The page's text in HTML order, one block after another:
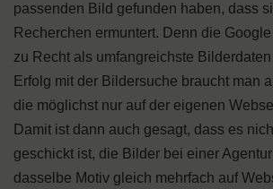
passenden Bild gefunden haben, dass
Recherchen ermuntert. Denn die
zu Recht als umfangreichste
Erfolg mit der Bildersuche braucht man
die möglichst nur auf der eigenen
Damit ist dann auch gesagt, dass es
geschickt ist, die Bilder bei einer
dasselbe Motiv gleich mehrfach auf